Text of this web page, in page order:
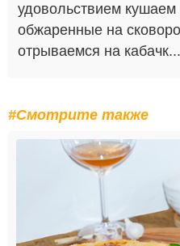
удовольствием кушаем
обжаренные на
отрываемся на кабачк...
#Смотрите также